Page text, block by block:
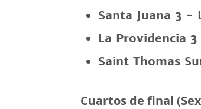
Santa Juana 3 -
La Providencia
Saint Thomas
Cuartos de final